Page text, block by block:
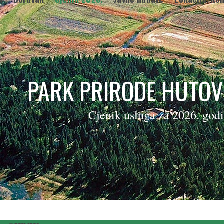
PARK PRIRODE
Cjenik usluga za 2026.